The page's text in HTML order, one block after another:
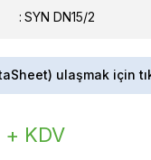
SYN DN15/2
ulaşmak için
+ KDV